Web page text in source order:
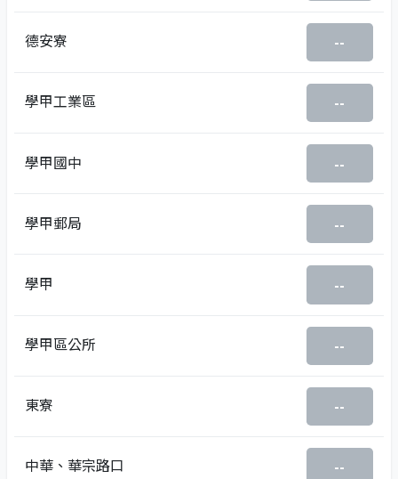
德安寮 --
學甲工業區 --
學甲國中 --
學甲郵局 --
學甲 --
學甲區公所 --
東寮 --
中華、華宗路口 --